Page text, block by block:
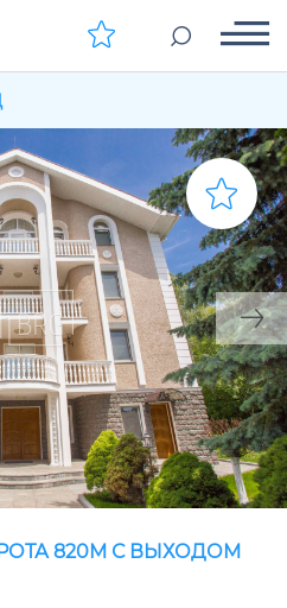
820М С ВЫХОДОМ